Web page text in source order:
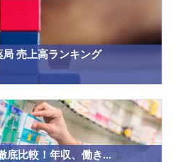
売上高ランキング
底比較！年収、働き...